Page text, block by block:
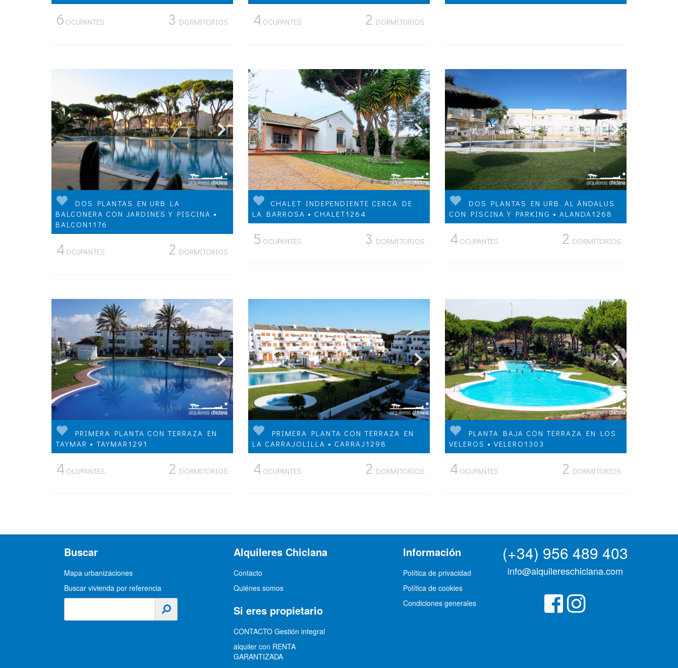
6 OCUPANTES 3 DORMITORIOS 4 OCUPANTES 2 DORMITORIOS
DOS PLANTAS EN URB LA
BALCONERA CON JARDINES Y PISCINA •
BALCON1176
4 OCUPANTES 2 DORMITORIOS
CHALET INDEPENDIENTE CERCA DE
LA BARROSA • CHALET1264
5 OCUPANTES 3 DORMITORIOS
DOS PLANTAS EN URB. AL ÁNDALUS
CON PISCINA Y PARKING • ALANDA1268
4 OCUPANTES 2 DORMITORIOS
PRIMERA PLANTA CON TERRAZA EN
TAYMAR • TAYMAR1291
4 OCUPANTES 2 DORMITORIOS
PRIMERA PLANTA CON TERRAZA EN
LA CARRAJOLILLA • CARRAJ1298
4 OCUPANTES 2 DORMITORIOS
PLANTA BAJA CON TERRAZA EN LOS
VELEROS • VELERO1303
4 OCUPANTES 2 DORMITORIOS
Buscar
Mapa urbanizaciones
Buscar vivienda por referencia
Alquileres Chiclana
Contacto
Quiénes somos
Si eres propietario
CONTACTO Gestión integral
alquiler con RENTA
GARANTIZADA
Información
Política de privacidad
Política de cookies
Condiciones generales
(+34) 956 489 403
info@alquilereschiclana.com